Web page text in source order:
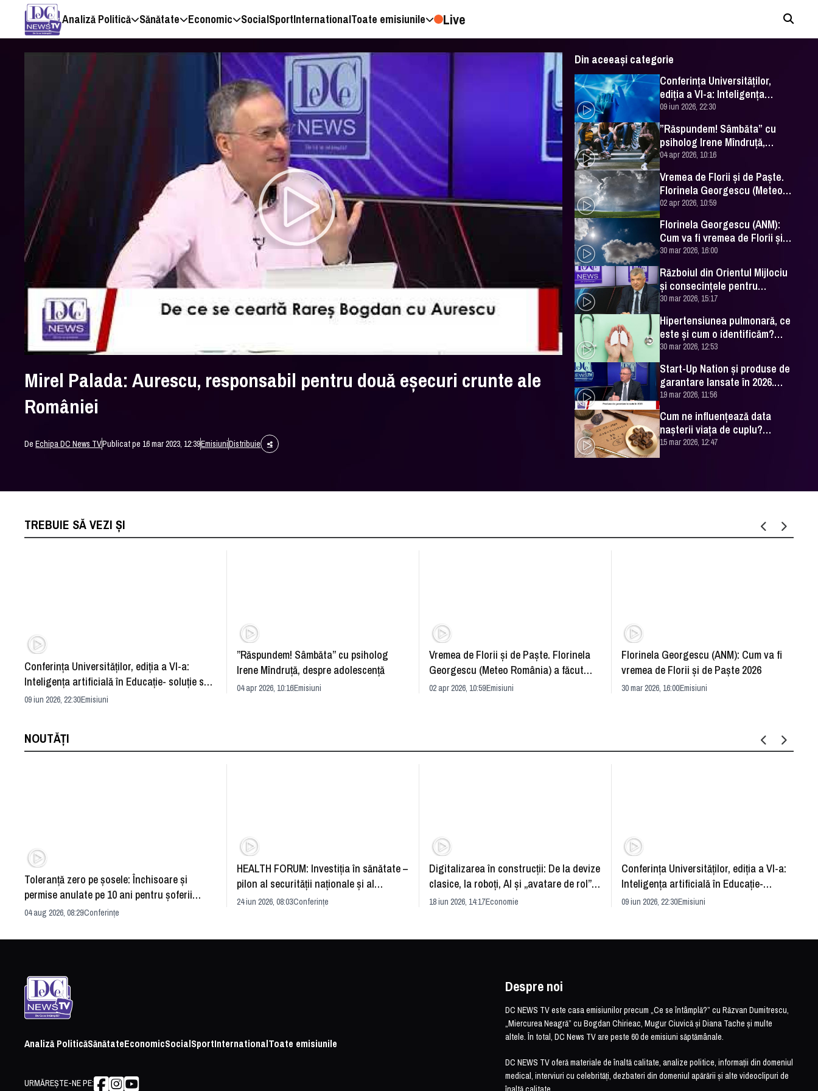
Analiză Politică Sănătate Economic SocialSportInternationalToate emisiunile Live
Mirel Palada: Aurescu, responsabil pentru două eșecuri crunte ale
României
DeEchipa DC News TVPublicat pe 16 mar 2023, 12:39EmisiuniDistribuie
Din aceeași categorie
Conferința Universităților,
ediția a VI-a: Inteligența
artificială în Educație- soluție
sau problemă?
09 iun 2026, 22:30
”Răspundem! Sâmbăta” cu
psiholog Irene Mîndruță,
despre adolescență
04 apr 2026, 10:16
Vremea de Florii și de Paște.
Florinela Georgescu (Meteo
România) a făcut prognoza
02 apr 2026, 10:59
Florinela Georgescu (ANM):
Cum va fi vremea de Florii și
de Paște 2026
30 mar 2026, 16:00
Războiul din Orientul Mijlociu
și consecințele pentru
România. Excelența Sa Ovidiu
Dranga, interviu
30 mar 2026, 15:17
Hipertensiunea pulmonară, ce
este și cum o identificăm?
Explicațiile unui medic
specialist
30 mar 2026, 12:53
Start-Up Nation și produse de
garantare lansate în 2026.
Cătălin Leonte (FNGCIMM), la
DC News
19 mar 2026, 11:56
Cum ne influențează data
nașterii viața de cuplu?
Numerologul Romeo Popescu
are explicațiile
15 mar 2026, 12:47
TREBUIE SĂ VEZI ȘI
Conferința Universităților, ediția a VI-a:
Inteligența artificială în Educație- soluție sau
problemă?
09 iun 2026, 22:30Emisiuni
”Răspundem! Sâmbăta” cu psiholog
Irene Mîndruță, despre adolescență
04 apr 2026, 10:16Emisiuni
Vremea de Florii și de Paște. Florinela
Georgescu (Meteo România) a făcut
prognoza
02 apr 2026, 10:59Emisiuni
Florinela Georgescu (ANM): Cum va fi
vremea de Florii și de Paște 2026
30 mar 2026, 16:00Emisiuni
NOUTĂȚI
Toleranță zero pe șosele: Închisoare și
permise anulate pe 10 ani pentru șoferii
iresponsabili
04 aug 2026, 08:29Conferințe
HEALTH FORUM: Investiția în sănătate –
pilon al securității naționale și al
dezvoltării economice
24 iun 2026, 08:03Conferințe
Digitalizarea în construcții: De la devize
clasice, la roboți, AI și „avatare de rol”.
România și redefinirea industriei
18 iun 2026, 14:17Economie
Conferința Universităților, ediția a VI-a:
Inteligența artificială în Educație-
soluție sau problemă?
09 iun 2026, 22:30Emisiuni
Analiză PoliticăSănătateEconomicSocialSportInternationalToate emisiunile
URMĂREȘTE-NE PE:
Despre noi
DC NEWS TV este casa emisiunilor precum „Ce se întâmplă?” cu Răzvan Dumitrescu,
„Miercurea Neagră” cu Bogdan Chirieac, Mugur Ciuvică și Diana Tache și multe
altele. În total, DC News TV are peste 60 de emisiuni săptămânale.
DC NEWS TV oferă materiale de înaltă calitate, analize politice, informații din domeniul
medical, interviuri cu celebrități, dezbateri din domeniul apărării și alte videoclipuri de